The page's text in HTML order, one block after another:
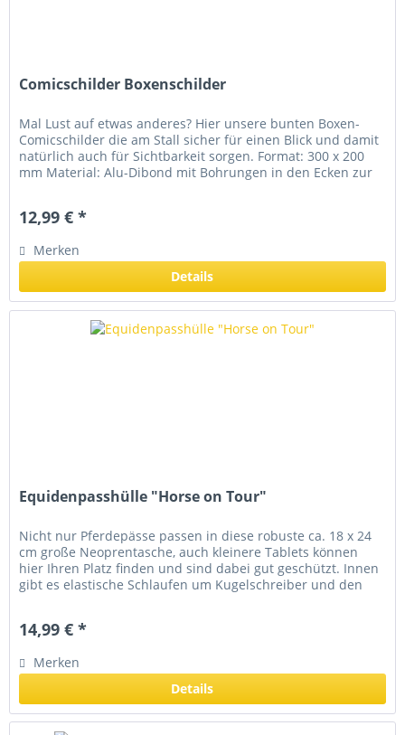
Comicschilder Boxenschilder
Mal Lust auf etwas anderes? Hier unsere bunten Boxen-
Comicschilder die am Stall sicher für einen Blick und damit
natürlich auch für Sichtbarkeit sorgen. Format: 300 x 200
mm Material: Alu-Dibond mit Bohrungen in den Ecken zur
12,99 € *
Merken
Details
Equidenpasshülle "Horse on Tour"
Nicht nur Pferdepässe passen in diese robuste ca. 18 x 24
cm große Neoprentasche, auch kleinere Tablets können
hier Ihren Platz finden und sind dabei gut geschützt. Innen
gibt es elastische Schlaufen um Kugelschreiber und den
14,99 € *
Merken
Details